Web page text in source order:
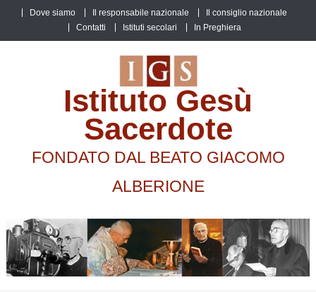
content
Dove siamo Il responsabile nazionale
Il consiglio nazionale
Contatti
Istituti secolari In Preghiera
Istituto Gesù
Sacerdote
FONDATO DAL BEATO GIACOMO
ALBERIONE